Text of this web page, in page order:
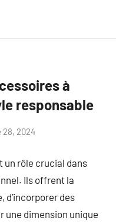
à
responsable
28, 2024
un rôle crucial dans
Ils offrent la
d’incorporer des
une dimension unique